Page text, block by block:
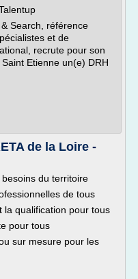
Search, référence
et de
recrute pour son
Etienne un(e) DRH
de la Loire -
du territoire
de tous
la qualification pour tous
pour tous
sur mesure pour les